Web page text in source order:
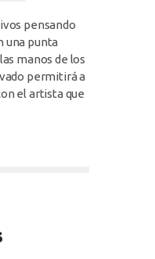
pensando
una punta
manos de los
permitirá a
el artista que